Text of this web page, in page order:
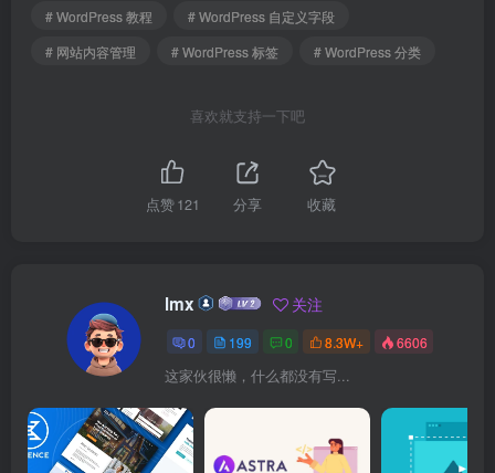
# WordPress 教程
# WordPress 自定义字段
# 网站内容管理
# WordPress 标签 # WordPress 分类
喜欢就支持一下吧
点赞121 分享 收藏
lmx 关注
0 199 0 8.3W+ 6606
这家伙很懒，什么都没有写...